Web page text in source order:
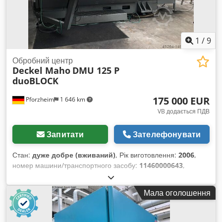
1 /9
Pforzheim 1 646 km
Обробний центр
Deckel Maho DMU 125 P
duoBLOCK
175 000 EUR
VB додається ПДВ
Запитати Зателефонувати
Стан: дуже добре (вживаний), Рік виготовлення: 2006,
номер машини/транспортного засобу: 11460000643,
повністю працездатний
35 319 h, вхідна напруга:400 V, тип вхідного струму:
трифазний
, відстань переміщення по осі X:1 250 мм,
відстань переміщення по осі Y:
1 000 мм, відстань
переміщення осі Z:
10 000 мм
, максимальна швидкість
Мала оголошення